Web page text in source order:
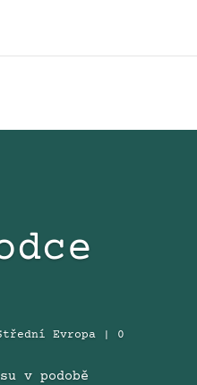
Evropa | 0
v podobě